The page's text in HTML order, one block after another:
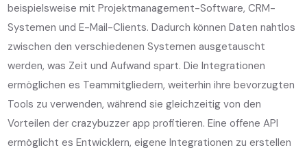
beispielsweise mit Projektmanagement-Software, CRM-
Systemen und E-Mail-Clients. Dadurch können Daten nahtlos
zwischen den verschiedenen Systemen ausgetauscht
werden, was Zeit und Aufwand spart. Die Integrationen
ermöglichen es Teammitgliedern, weiterhin ihre bevorzugten
Tools zu verwenden, während sie gleichzeitig von den
Vorteilen der crazybuzzer app profitieren. Eine offene API
ermöglicht es Entwicklern, eigene Integrationen zu erstellen